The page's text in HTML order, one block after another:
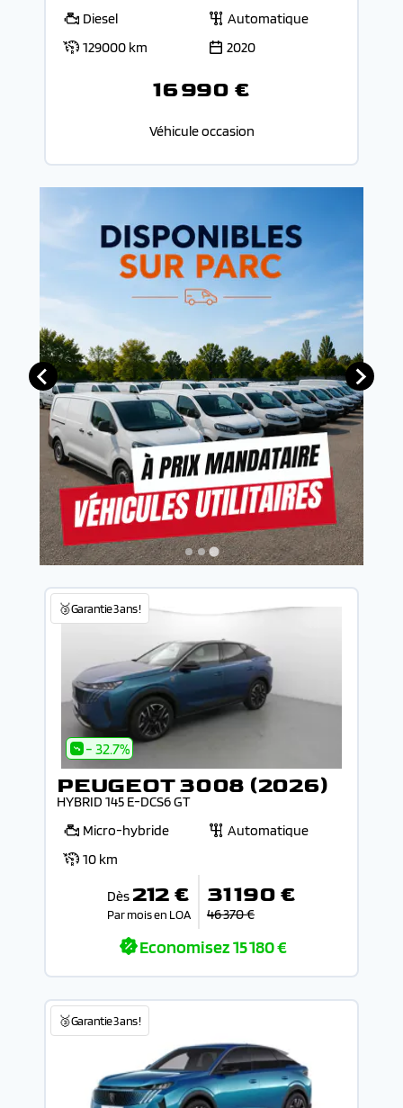
Diesel
Automatique
129000 km
2020
16 990 €
Véhicule occasion
🥉Garantie 3 ans !
- 32.7%
PEUGEOT 3008 (2026)
HYBRID 145 E-DCS6 GT
Micro-hybride
Automatique
10 km
Dès 212 €
Par mois en LOA
31 190 €
46 370 €
Economisez15 180 €
🥉Garantie 3 ans !